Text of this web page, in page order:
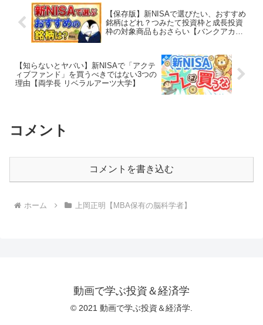
【保存版】新NISAで選びたい、おすすめ
銘柄はどれ？つみたて投資枠と成長投資
枠の対象商品もおさらい【バンクアカデ
【知らないとヤバい】新NISAで「アクテ
ィブファンド」を買うべきではない3つの
理由【両学長 リベラルアーツ大学】
コメント
コメントを書き込む
ホーム 上岡正明【MBA保有の脳科学者】
動画で学ぶ投資＆経済学
© 2021 動画で学ぶ投資＆経済学.